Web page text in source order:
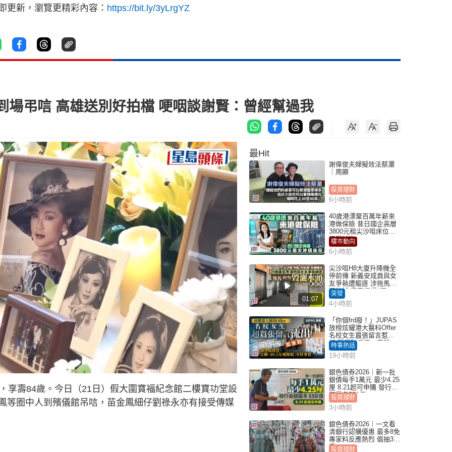
更新，瀏覽更精彩內容： https://bit.ly/3yLrgYZ
場弔唁 高雄送別好拍檔 哽咽談謝賢：曾經幫過我
享壽84歲。今日（21日）假大圍寶福紀念館二樓寶功堂設
等圈中人到殯儀館吊唁，苗金鳳細仔劉祿永亦有接受傳媒
最Hit
謝偉俊夫婦擬效法蔡瀾
｜周顯
投資理財
6小時前
40歲港漂棄百萬年薪來
港做保險 昔日國企高層
3800元租尖沙咀床位｜
租盤Million
樓市動向
6小時前
01:07
尖沙咀H8大廈升降機全
停前傳 新義安成員與女
友爭執遭驅逐 涉拖馬刑
毀被捕 警另通緝4男
突發
4小時前
「你個frd廢！」JUPAS
放榜炫耀港大醫科Offer
名校女生囂張留言惹眾
怒 醫學院澄清：宣稱
「40.5分獲錄取」不符事
實｜Juicy叮
時事熱話
19小時前
銀色債券2026｜新一批
銀債每手1萬元 最少4.25
厘 8.21起可申購 發行金
額最多550億
投資理財
3小時前
銀色債券2026｜一文看
清銀行認購優惠 最多8免
專家料反應熱烈 倡抽30
手
投資理財